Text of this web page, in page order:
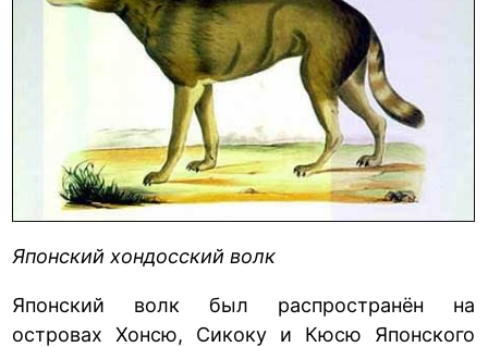
Японский хондосский волк
Японский волк был распространён на
островах Хонсю, Сикоку и Кюсю Японского